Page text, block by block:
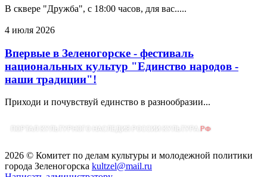
В сквере "Дружба", с 18:00 часов, для вас.....
4 июля 2026
Впервые в Зеленогорске - фестиваль
национальных культур "Единство народов -
наши традиции"!
Приходи и почувствуй единство в разнообразии...
2026 © Комитет по делам культуры и молодежной политики
города Зеленогорска kultzel@mail.ru